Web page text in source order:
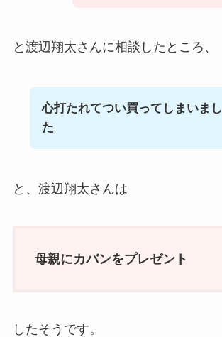
と渡辺翔太さんに相談したところ、
心打たれてつい買ってしまいまし
た
と、渡辺翔太さんは
母親にカバンをプレゼント
したそうです。